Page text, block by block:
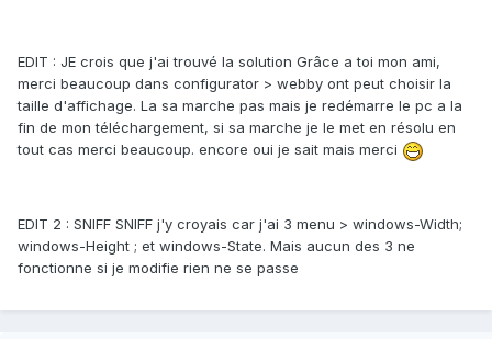
EDIT : JE crois que j'ai trouvé la solution Grâce a toi mon ami,
merci beaucoup dans configurator > webby ont peut choisir la
taille d'affichage. La sa marche pas mais je redémarre le pc a la
fin de mon téléchargement, si sa marche je le met en résolu en
tout cas merci beaucoup. encore oui je sait mais merci
EDIT 2 : SNIFF SNIFF j'y croyais car j'ai 3 menu > windows-Width;
windows-Height ; et windows-State. Mais aucun des 3 ne
fonctionne si je modifie rien ne se passe